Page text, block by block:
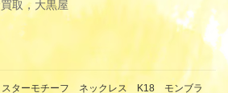
取，大黒屋
ターモチーフ ネックレス K18 モンブラ